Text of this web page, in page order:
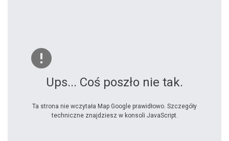
Ups... Coś poszło nie tak.
Ta strona nie wczytała Map Google prawidłowo. Szczegóły
techniczne znajdziesz w konsoli JavaScript.